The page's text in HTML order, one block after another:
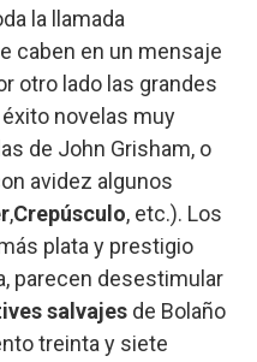
la llamada
caben en un mensaje
otro lado las grandes
novelas muy
de John Grisham, o
avidez algunos
,Crepúsculo, etc.). Los
plata y prestigio
parecen desestimular
salvajes de Bolaño
treinta y siete